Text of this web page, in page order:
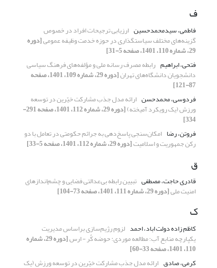
ف
فاطمی، سیدمحمدحسین ارزیابی ترجیحات افراد در خصوص
گزینه‌های مختلف سیاستگذاری در حوزه خدمت وظیفه عمومی[دوره
29، شماره 110، 1401، صفحه 5-31]
فتحی، ابراهیم رابطه مصرف رسانه ملی و مؤلفه‌های فرهنگ سیاسی
دانشجویان دانشگاه‌های تهران [دوره 29، شماره 109، 1401، صفحه
87-121]
فردوسی، محمدحسن ارائه مدل جذب مشارکت خیّرین در توسعه
ورزش (یک رویکرد آمیخته) [دوره 29، شماره 112، 1401، صفحه 291-
334]
فروتن، رضا امکان‌سنجی پاسخ‌دهی به جرائم حکومتی در تعامل با دو
رکن جمهوریت و اسلامیت[دوره 29، شماره 112، 1401، صفحه 5-33]
ق
قادری حاجت، مصطفی تبیین رابطه بی‌عدالتی فضایی و چشم‌اندازهای
امنیت ملی[دوره 29، شماره 111، 1401، صفحه 73-104]
ک
کاظم زاده دولت اباد، احمد لزوم رژیم‌سازی براساس مدیریت
یکپارچه منابع آب؛ مطالعه موردی: حوضه کُر - ارس [دوره 29، شماره
110، 1401، صفحه 33-60]
کرمی، صادق ارائه مدل جذب مشارکت خیّرین در توسعه ورزش (یک